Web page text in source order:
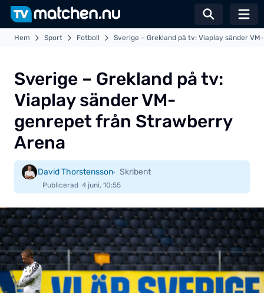
Växla
Hem Sport Fotboll Sverige – Grekland på tv: Viaplay sänder
Sverige – Grekland på tv:
Viaplay sänder VM-
genrepet från Strawberry
Arena
David Thorstensson Skribent
Publicerad 4 juni, 10:55